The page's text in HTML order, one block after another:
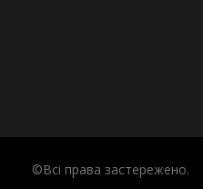
©Всі права застережено.